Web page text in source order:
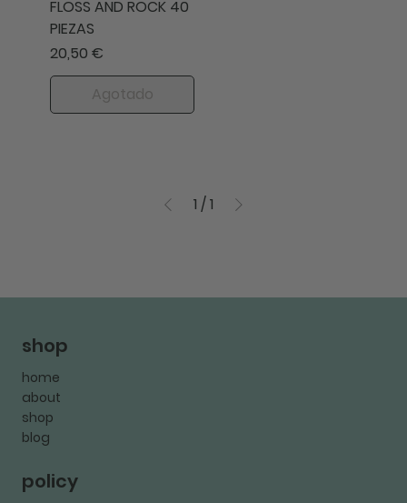
FLOSS AND ROCK 40
PIEZAS
Precio
20,50 €
Agotado
1 /1
shop
home
about
shop
blog
policy